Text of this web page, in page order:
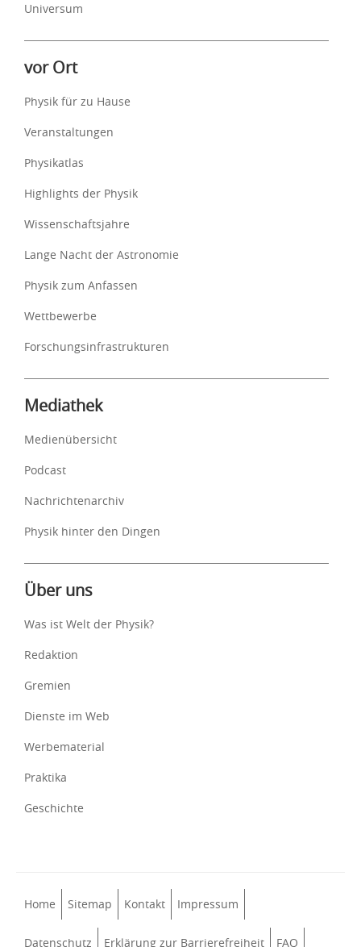
Universum
vor Ort
Physik für zu Hause
Veranstaltungen
Physikatlas
Highlights der Physik
Wissenschaftsjahre
Lange Nacht der Astronomie
Physik zum Anfassen
Wettbewerbe
Forschungsinfrastrukturen
Mediathek
Medienübersicht
Podcast
Nachrichtenarchiv
Physik hinter den Dingen
Über uns
Was ist Welt der Physik?
Redaktion
Gremien
Dienste im Web
Werbematerial
Praktika
Geschichte
Home Sitemap Kontakt Impressum
Datenschutz Erklärung zur Barrierefreiheit FAQ